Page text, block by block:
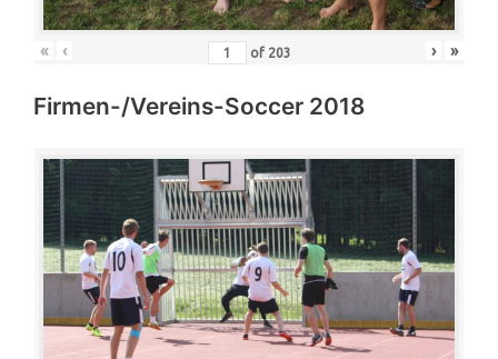
« ‹ of 203 › »
Firmen-/Vereins-Soccer 2018